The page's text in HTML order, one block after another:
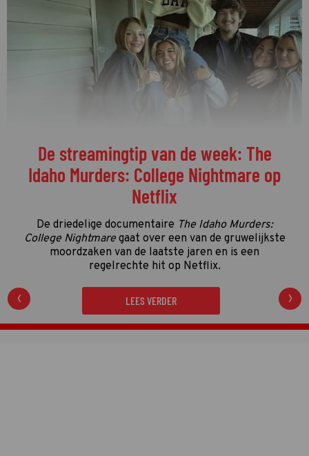
Welke programma's liggen momenteel
op kop in de vierde kwalificatieronde?
De vierde kwalificatieronde én de streamingronde
van de Gouden Televizier-Ring 2026 zijn in volle
gang. Tijd dus voor de eerste én enige tussenstand!
LEES VERDER